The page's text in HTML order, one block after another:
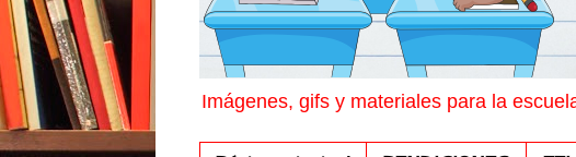
Imágenes, gifs y materiales para la